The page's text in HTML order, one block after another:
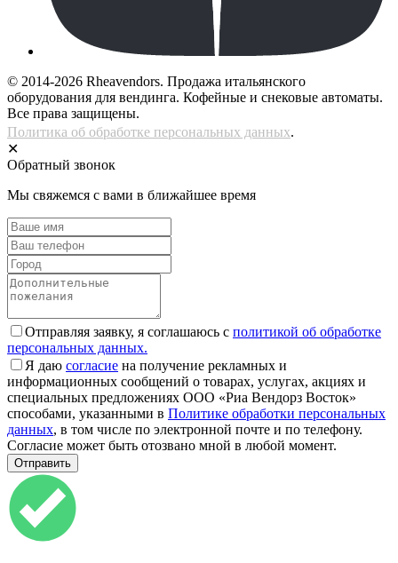
© 2014-2026 Rheavendors. Продажа итальянского
оборудования для вендинга. Кофейные и снековые автоматы.
Все права защищены.
Политика об обработке персональных данных.
✕
Обратный звонок
Мы свяжемся с вами в ближайшее время
Отправляя заявку, я соглашаюсь с политикой об обработке
персональных данных.
Я даю согласие на получение рекламных и
информационных сообщений о товарах, услугах, акциях и
специальных предложениях ООО «Риа Вендорз Восток»
способами, указанными в Политике обработки персональных
данных, в том числе по электронной почте и по телефону.
Согласие может быть отозвано мной в любой момент.